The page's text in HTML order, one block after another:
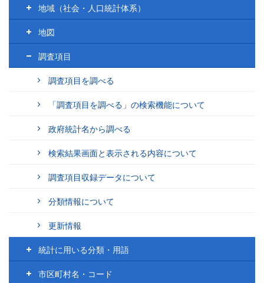
地域（社会・人口統計体系）
地図
調査項目
調査項目を調べる
「調査項目を調べる」の検索機能について
政府統計名から調べる
検索結果画面と表示される内容について
調査項目収録データについて
分類情報について
更新情報
統計に用いる分類・用語
市区町村名・コード